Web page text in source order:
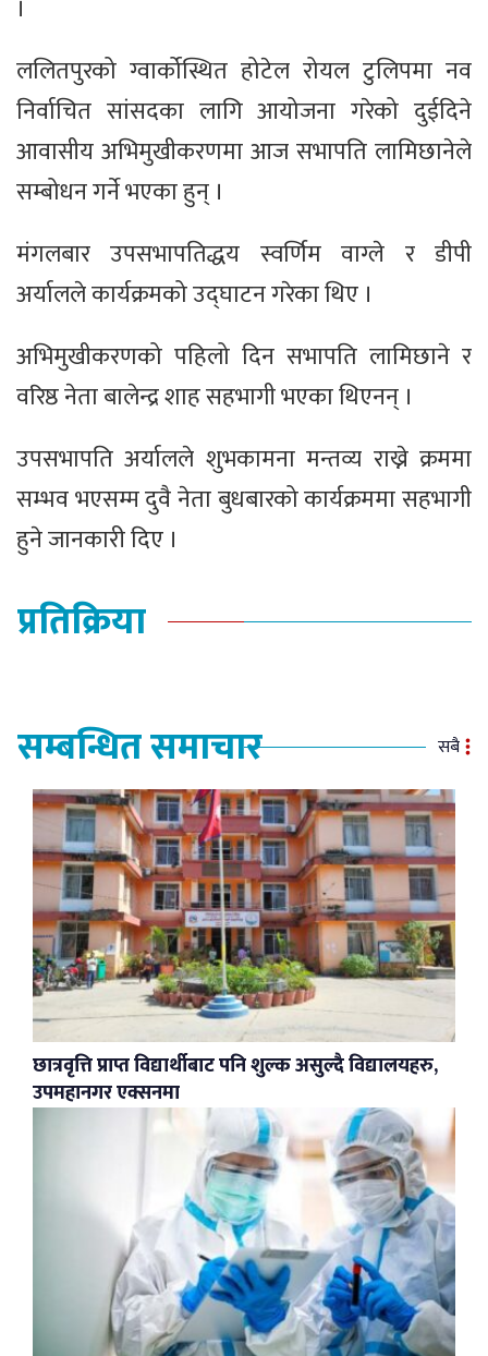
।
ललितपुरको ग्वार्कोस्थित होटेल रोयल टुलिपमा नव
निर्वाचित सांसदका लागि आयोजना गरेको दुईदिने
आवासीय अभिमुखीकरणमा आज सभापति लामिछानेले
सम्बोधन गर्ने भएका हुन् ।
मंगलबार उपसभापतिद्धय स्वर्णिम वाग्ले र डीपी
अर्यालले कार्यक्रमको उद्घाटन गरेका थिए ।
अभिमुखीकरणको पहिलो दिन सभापति लामिछाने र
वरिष्ठ नेता बालेन्द्र शाह सहभागी भएका थिएनन् ।
उपसभापति अर्यालले शुभकामना मन्तव्य राख्ने क्रममा
सम्भव भएसम्म दुवै नेता बुधबारको कार्यक्रममा सहभागी
हुने जानकारी दिए ।
प्रतिक्रिया
सम्बन्धित समाचार सबै
छात्रवृत्ति प्राप्त विद्यार्थीबाट पनि शुल्क असुल्दै विद्यालयहरु,
उपमहानगर एक्सनमा